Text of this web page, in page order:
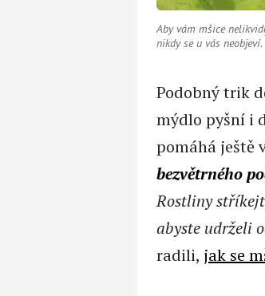
Aby vám mšice
nikdy se u vás neobjeví.
Podobný trik
mýdlo pyšní i
pomáhá ještě
bezvětrného
Rostliny
abyste udrželi
radili, jak se